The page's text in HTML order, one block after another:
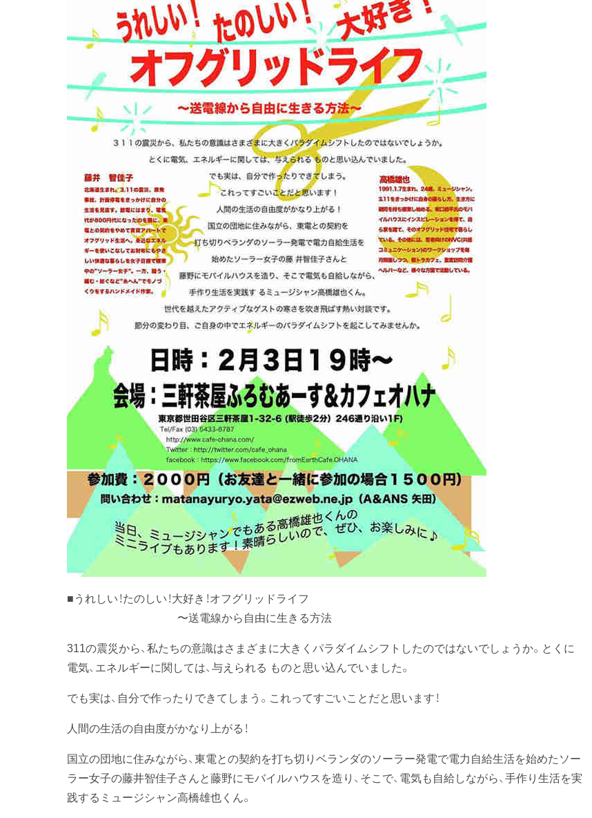
■うれしい！たのしい！大好き！オフグリッドライフ
〜送電線から自由に生きる方法
311の震災から、私たちの意識はさまざまに大きくパラダイムシフトしたのではないでしょうか。とくに
電気、エネルギーに関しては、与えられる ものと思い込んでいました。
でも実は、自分で作ったりできてしまう。これってすごいことだと思います！
人間の生活の自由度がかなり上がる！
国立の団地に住みながら、東電との契約を打ち切りベランダのソーラー発電で電力自給生活を始めたソー
ラー女子の藤井智佳子さんと藤野にモバイルハウスを造り、そこで、電気も自給しながら、手作り生活を実
践するミュージシャン高橋雄也くん。